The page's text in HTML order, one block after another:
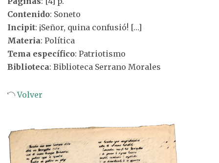
Contenido: Soneto
Incipit: ¡Señor, quina confusió! […]
Materia: Política
Tema específico: Patriotismo
Biblioteca: Biblioteca Serrano Morales
Volver